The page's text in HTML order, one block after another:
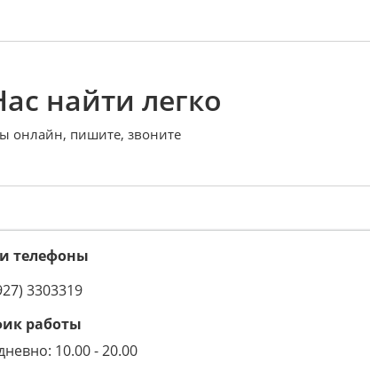
найти легко
онлайн, пишите, звоните
телефоны
3303319
работы
10.00 - 20.00